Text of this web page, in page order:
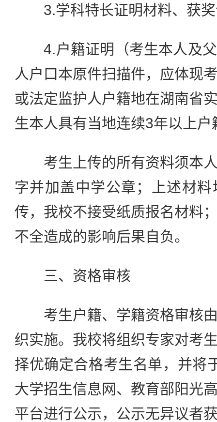
3.学科特长证明材料、获奖
4.户籍证明（考生本人及父
人户口本原件扫描件，应体现
或法定监护人户籍地在湖南省
生本人具有当地连续3年以上户
考生上传的所有资料须本人
字并加盖中学公章；上述材
传，我校不接受纸质报名材料
不全造成的影响后果自负。
三、资格审核
考生户籍、学籍资格审核由
织实施。我校将组织专家对考
择优确定合格考生名单，并将
大学招生信息网、教育部阳光
平台进行公示，公示无异议者